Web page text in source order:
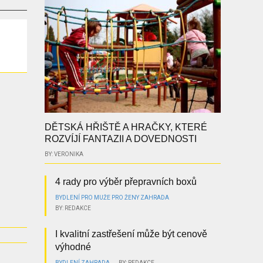
DĚTSKÁ HŘIŠTĚ A HRAČKY, KTERÉ
ROZVÍJÍ FANTAZII A DOVEDNOSTI
BY: VERONIKA
4 rady pro výběr přepravních boxů
BYDLENÍ PRO MUŽE PRO ŽENY ZAHRADA
BY: REDAKCE
I kvalitní zastřešení může být cenově
výhodné